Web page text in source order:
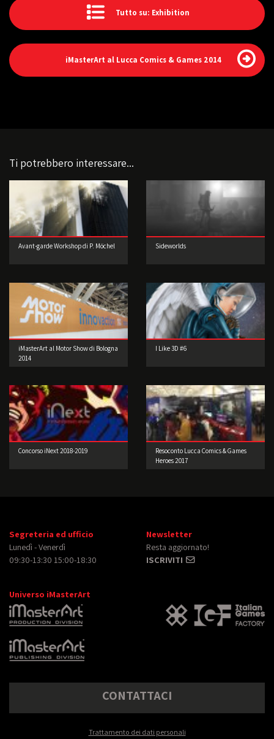
Tutto su: Exhibition
iMasterArt al Lucca Comics & Games 2014
Ti potrebbero interessare...
Avant-garde Workshop di P. Möchel Sideworlds
iMasterArt al Motor Show di Bologna
2014
I Like 3D #6
Concorso iNext 2018-2019
Resoconto Lucca Comics & Games
Heroes 2017
Segreteria ed ufficio
Lunedì - Venerdì
09:30-13:30 15:00-18:30
Newsletter
Resta aggiornato!
ISCRIVITI
Universo iMasterArt
CONTATTACI
Trattamento dei dati personali